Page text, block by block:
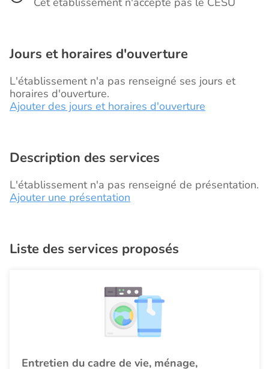
Jours et horaires d'ouverture
L'établissement n'a pas renseigné ses jours et
horaires d'ouverture.
Ajouter des jours et horaires d'ouverture
Description des services
L'établissement n'a pas renseigné de présentation.
Ajouter une présentation
Liste des services proposés
Entretien du cadre de vie, ménage,